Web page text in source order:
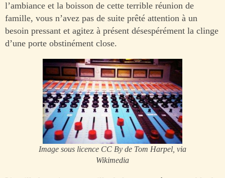
l’ambiance et la boisson de cette terrible réunion de
famille, vous n’avez pas de suite prêté attention à un
besoin pressant et agitez à présent désespérément la clinge
d’une porte obstinément close.
Image sous licence CC By de Tom Harpel, via
Wikimedia